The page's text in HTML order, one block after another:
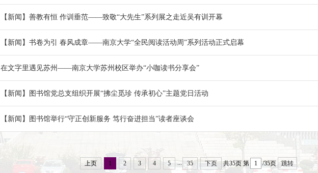
【新闻】善教有恒 作训垂范——致敬“大先生”系列展之走近吴有训开幕
【新闻】书卷为引 春风成章——南京大学“全民阅读活动周”系列活动正式启幕
在文字里遇见苏州——南京大学苏州校区举办“小咖读书分享会”
【新闻】图书馆党总支组织开展“拂尘觅珍 传承初心”主题党日活动
【新闻】图书馆举行“守正创新服务 笃行奋进担当”读者座谈会
上页 1 2 3 4 5 ... 35 下页 共35页 第 /35页 跳转